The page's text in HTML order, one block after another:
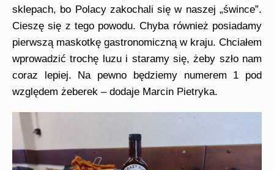
sklepach, bo Polacy zakochali się w naszej „śwince”.
Cieszę się z tego powodu. Chyba również posiadamy
pierwszą maskotkę gastronomiczną w kraju. Chciałem
wprowadzić trochę luzu i staramy się, żeby szło nam
coraz lepiej. Na pewno będziemy numerem 1 pod
względem żeberek – dodaje Marcin Pietryka.